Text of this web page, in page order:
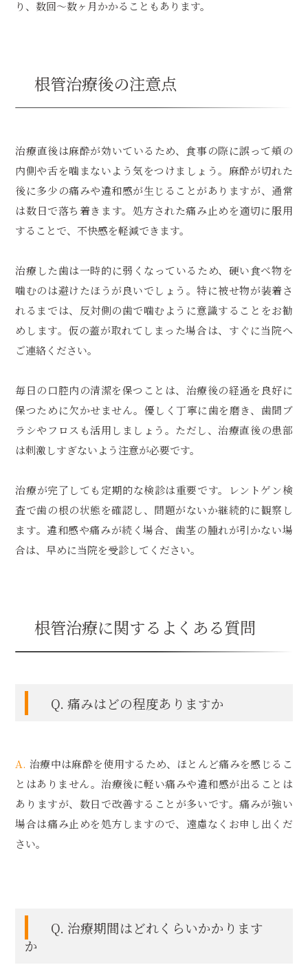
り、数回〜数ヶ月かかることもあります。
根管治療後の注意点
治療直後は麻酔が効いているため、食事の際に誤って頬の
内側や舌を噛まないよう気をつけましょう。麻酔が切れた
後に多少の痛みや違和感が生じることがありますが、通常
は数日で落ち着きます。処方された痛み止めを適切に服用
することで、不快感を軽減できます。
治療した歯は一時的に弱くなっているため、硬い食べ物を
噛むのは避けたほうが良いでしょう。特に被せ物が装着さ
れるまでは、反対側の歯で噛むように意識することをお勧
めします。仮の蓋が取れてしまった場合は、すぐに当院へ
ご連絡ください。
毎日の口腔内の清潔を保つことは、治療後の経過を良好に
保つために欠かせません。優しく丁寧に歯を磨き、歯間ブ
ラシやフロスも活用しましょう。ただし、治療直後の患部
は刺激しすぎないよう注意が必要です。
治療が完了しても定期的な検診は重要です。レントゲン検
査で歯の根の状態を確認し、問題がないか継続的に観察し
ます。違和感や痛みが続く場合、歯茎の腫れが引かない場
合は、早めに当院を受診してください。
根管治療に関するよくある質問
Q. 痛みはどの程度ありますか
A. 治療中は麻酔を使用するため、ほとんど痛みを感じるこ
とはありません。治療後に軽い痛みや違和感が出ることは
ありますが、数日で改善することが多いです。痛みが強い
場合は痛み止めを処方しますので、遠慮なくお申し出くだ
さい。
Q. 治療期間はどれくらいかかります
か